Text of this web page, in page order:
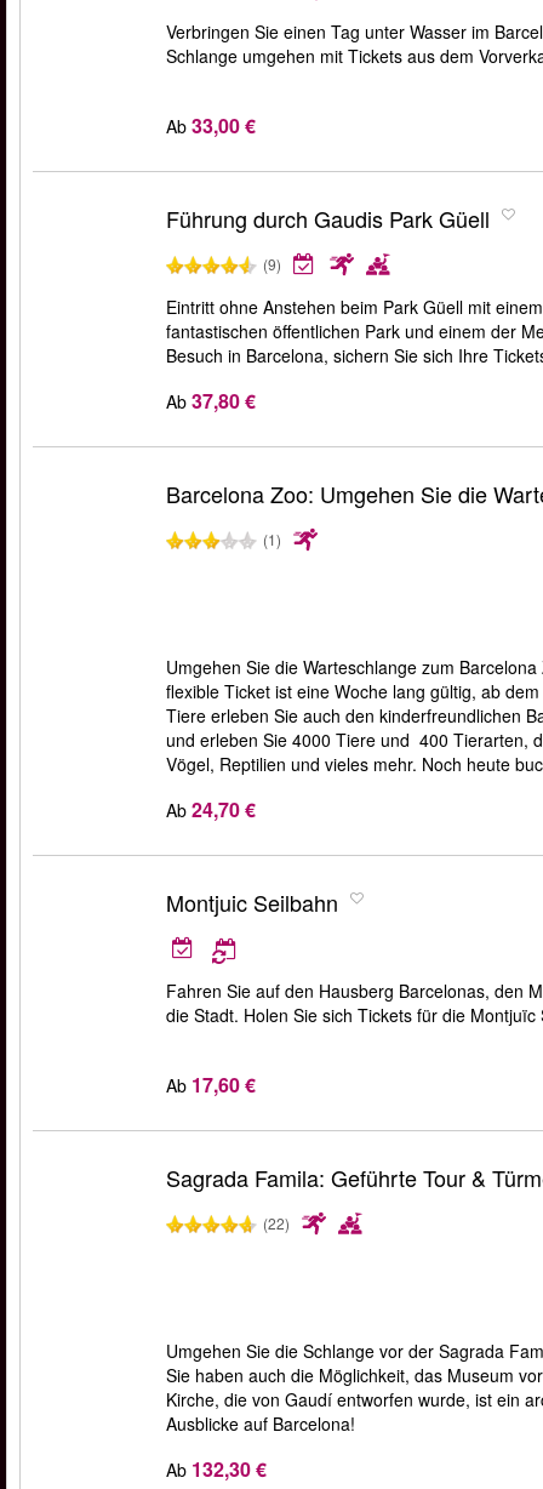
Verbringen Sie einen Tag unter Wasser im
Schlange umgehen mit Tickets aus dem
Ab 33,00 €
Führung durch Gaudis Park Güell
(9)
Eintritt ohne Anstehen beim Park Güell mit
fantastischen öffentlichen Park und einem der
Besuch in Barcelona, sichern Sie sich Ihre
Ab 37,80 €
Barcelona Zoo: Umgehen Sie die
(1)
Umgehen Sie die Warteschlange zum
flexible Ticket ist eine Woche lang gültig, ab
Tiere erleben Sie auch den kinderfreundlichen
und erleben Sie 4000 Tiere und 400 Tierarten,
Vögel, Reptilien und vieles mehr. Noch heute
Ab 24,70 €
Montjuic Seilbahn
Fahren Sie auf den Hausberg Barcelonas, den
die Stadt. Holen Sie sich Tickets für die Montjuïc
Ab 17,60 €
Sagrada Famila: Geführte Tour &
(22)
Umgehen Sie die Schlange vor der Sagrada
Sie haben auch die Möglichkeit, das Museum
Kirche, die von Gaudí entworfen wurde, ist ein
Ausblicke auf Barcelona!
Ab 132,30 €